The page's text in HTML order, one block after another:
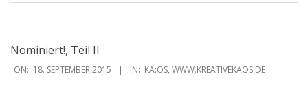
Nominiert!, Teil II
2015-
ON: 18. SEPTEMBER 2015 IN: KA:OS, WWW.KREATIVEKAOS.DE